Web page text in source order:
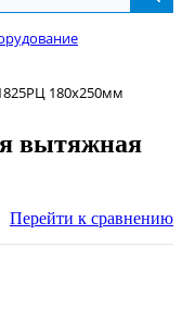
180x250мм
вытяжная
Перейти к сравнению